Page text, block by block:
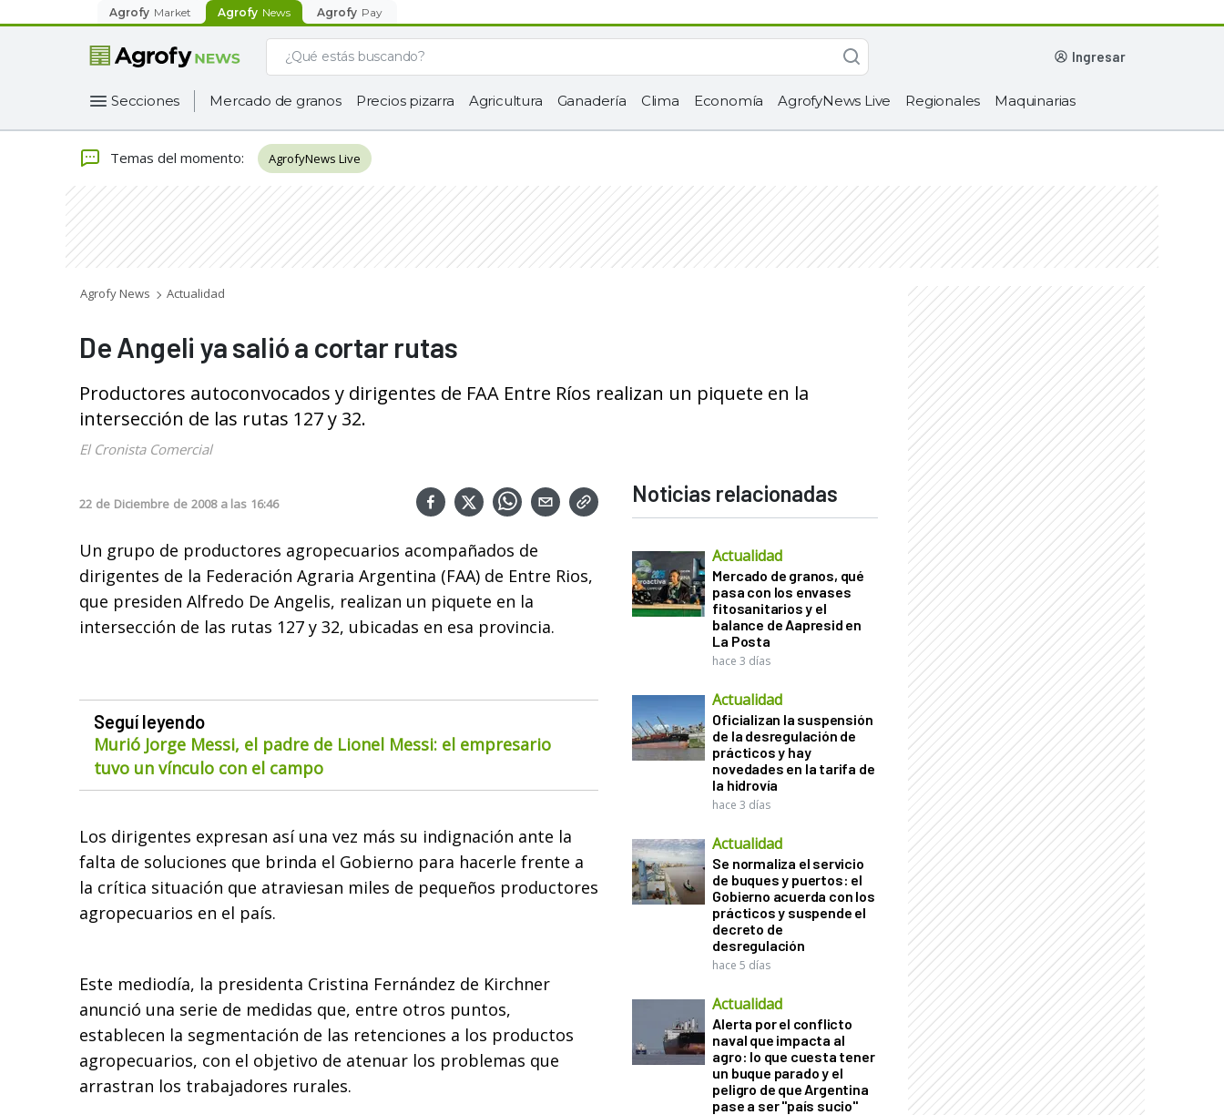
Agrofy Market Agrofy News Agrofy Pay
ingresar
Secciones Mercado de granos Precios pizarra Agricultura Ganadería Clima Economía AgrofyNews Live Regionales Maquinarias
Temas del momento: AgrofyNews Live
Agrofy News Actualidad
De Angeli ya salió a cortar rutas
Productores autoconvocados y dirigentes de FAA Entre Ríos realizan un piquete en la
intersección de las rutas 127 y 32.
El Cronista Comercial
22 de Diciembre de 2008 a las 16:46
Un grupo de productores agropecuarios acompañados de
dirigentes de la Federación Agraria Argentina (FAA) de Entre Rios,
que presiden Alfredo De Angelis, realizan un piquete en la
intersección de las rutas 127 y 32, ubicadas en esa provincia.
Seguí leyendo
Murió Jorge Messi, el padre de Lionel Messi: el empresario
tuvo un vínculo con el campo
Los dirigentes expresan así una vez más su indignación ante la
falta de soluciones que brinda el Gobierno para hacerle frente a
la crítica situación que atraviesan miles de pequeños productores
agropecuarios en el país.
Este mediodía, la presidenta Cristina Fernández de Kirchner
anunció una serie de medidas que, entre otros puntos,
establecen la segmentación de las retenciones a los productos
agropecuarios, con el objetivo de atenuar los problemas que
arrastran los trabajadores rurales.
Noticias relacionadas
Actualidad
Mercado de granos, qué
pasa con los envases
fitosanitarios y el
balance de Aapresid en
La Posta
hace 3 días
Actualidad
Oficializan la suspensión
de la desregulación de
prácticos y hay
novedades en la tarifa de
la hidrovía
hace 3 días
Actualidad
Se normaliza el servicio
de buques y puertos: el
Gobierno acuerda con los
prácticos y suspende el
decreto de
desregulación
hace 5 días
Actualidad
Alerta por el conflicto
naval que impacta al
agro: lo que cuesta tener
un buque parado y el
peligro de que Argentina
pase a ser "país sucio"